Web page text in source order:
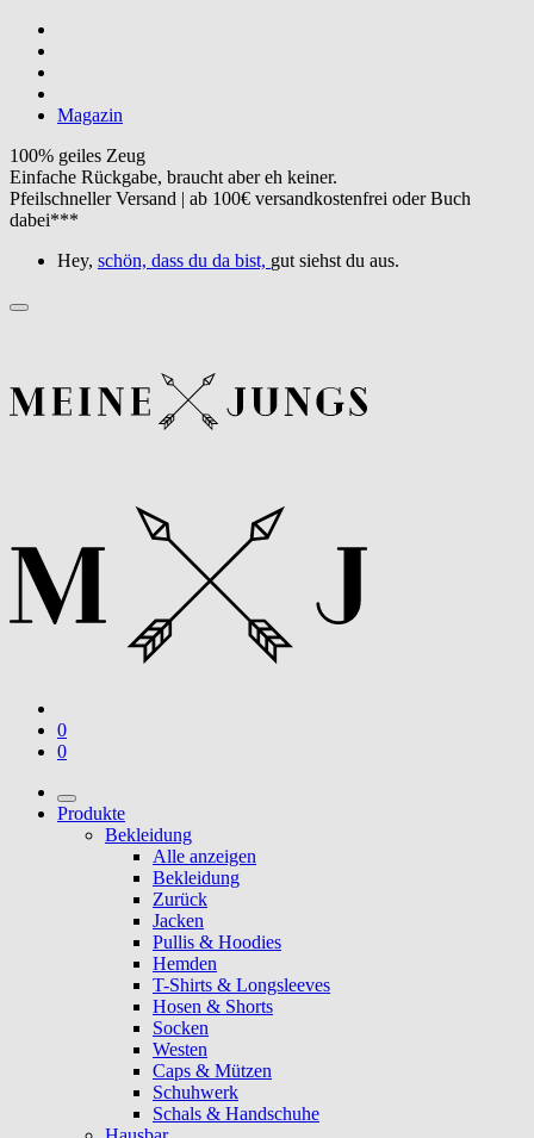
Magazin
100% geiles Zeug
Einfache Rückgabe, braucht aber eh keiner.
Pfeilschneller Versand | ab 100€ versandkostenfrei oder Buch
dabei***
Hey, schön, dass du da bist, gut siehst du aus.
0
0
Produkte
Bekleidung
Alle anzeigen
Bekleidung
Zurück
Jacken
Pullis & Hoodies
Hemden
T-Shirts & Longsleeves
Hosen & Shorts
Socken
Westen
Caps & Mützen
Schuhwerk
Schals & Handschuhe